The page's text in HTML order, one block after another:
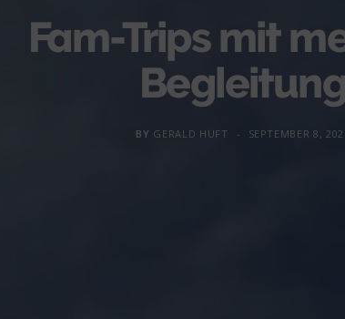
Fam-Trips mit
BY GERALD HUFT SEPTEMBER 8,